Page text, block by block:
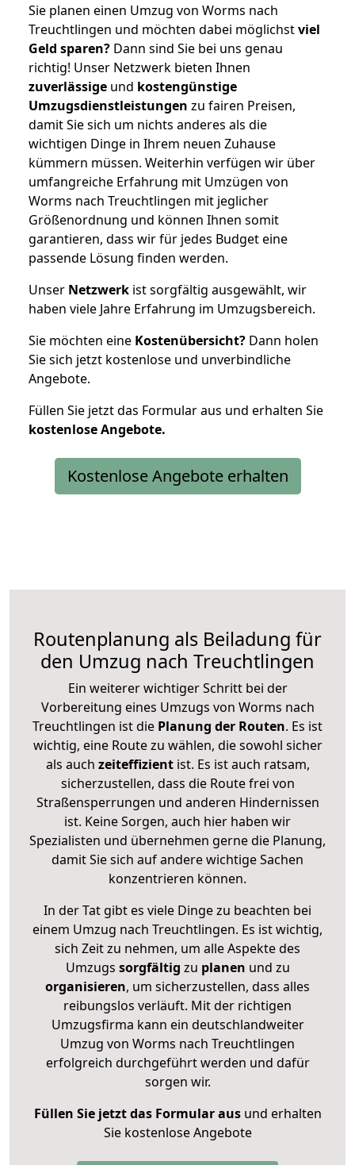
Sie planen einen Umzug von Worms nach
Treuchtlingen und möchten dabei möglichstviel
Geld sparen? Dann sind Sie bei uns genau
richtig! Unser Netzwerk bieten Ihnen
zuverlässige und kostengünstige
Umzugsdienstleistungen zu fairen Preisen,
damit Sie sich um nichts anderes als die
wichtigen Dinge in Ihrem neuen Zuhause
kümmern müssen. Weiterhin verfügen wir über
umfangreiche Erfahrung mit Umzügen von
Worms nach Treuchtlingen mit jeglicher
Größenordnung und können Ihnen somit
garantieren, dass wir für jedes Budget eine
passende Lösung finden werden.
Unser Netzwerk ist sorgfältig ausgewählt, wir
haben viele Jahre Erfahrung im Umzugsbereich.
Sie möchten eine Kostenübersicht? Dann holen
Sie sich jetzt kostenlose und unverbindliche
Angebote.
Füllen Sie jetzt das Formular aus und erhalten Sie
kostenloseAngebote.
Kostenlose Angebote erhalten
Routenplanung als Beiladung für
den Umzug nach Treuchtlingen
Ein weiterer wichtiger Schritt bei der
Vorbereitung eines Umzugs von Worms nach
Treuchtlingen ist die Planung der Routen. Es ist
wichtig, eine Route zu wählen, die sowohl sicher
als auch zeiteffizientist. Es ist auch ratsam,
sicherzustellen, dass die Route frei von
Straßensperrungen und anderen Hindernissen
ist. Keine Sorgen, auch hier haben wir
Spezialisten und übernehmen gerne die Planung,
damit Sie sich auf andere wichtige Sachen
konzentrieren können.
In der Tat gibt es viele Dinge zu beachten bei
einem Umzug nach Treuchtlingen. Es ist wichtig,
sich Zeit zu nehmen, um alle Aspekte des
Umzugs sorgfältig zu planen und zu
organisieren, um sicherzustellen, dass alles
reibungslos verläuft. Mit der richtigen
Umzugsfirma kann ein deutschlandweiter
Umzug von Worms nach Treuchtlingen
erfolgreich durchgeführt werden und dafür
sorgen wir.
Füllen Sie jetzt das Formular ausund erhalten
Sie kostenlose Angebote